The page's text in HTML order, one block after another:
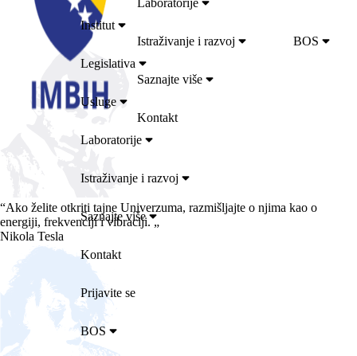
Laboratorije
Istraživanje i razvoj
Saznajte više
Kontakt
BOS
“Ako želite otkriti tajne Univerzuma, razmišljajte o njima kao o
energiji, frekvenciji i vibraciji. „
Nikola Tesla
Institut
Legislativa
Usluge
Laboratorije
Istraživanje i razvoj
Saznajte više
Kontakt
Prijavite se
BOS